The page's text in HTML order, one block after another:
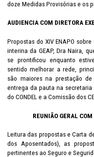
doze Medidas Provisórias e os
AUDIENCIA COM DIRETORA
Propostas do XIV ENAPO
interina da GEAP, Dra Naira,
se prontificou enquanto
sentido melhorar a rede,
são maiores na prestação
entrega da pauta na secretaria
do CONDEL e a Comissão dos
REUNIÃO GERAL
Leitura das propostas e Carta
dos Aposentados), as
pertinentes ao Seguro e